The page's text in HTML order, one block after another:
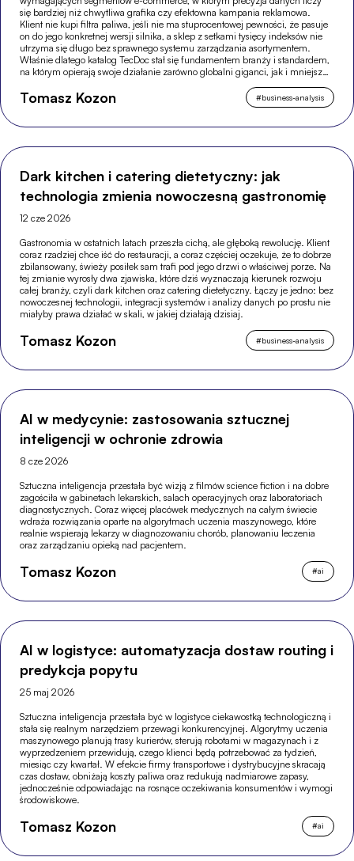
się bardziej niż chwytliwa grafika czy efektowna kampania reklamowa.
Klient nie kupi filtra paliwa, jeśli nie ma stuprocentowej pewności, że pasuje
on do jego konkretnej wersji silnika, a sklep z setkami tysięcy indeksów nie
utrzyma się długo bez sprawnego systemu zarządzania asortymentem.
Właśnie dlatego katalog TecDoc stał się fundamentem branży i standardem,
na którym opierają swoje działanie zarówno globalni giganci, jak i mniejsze,
Tomasz Kozon #business-analysis
Dark kitchen i catering dietetyczny: jak
technologia zmienia nowoczesną gastronomię
12 cze 2026
Gastronomia w ostatnich latach przeszła cichą, ale głęboką rewolucję. Klient
coraz rzadziej chce iść do restauracji, a coraz częściej oczekuje, że to dobrze
zbilansowany, świeży posiłek sam trafi pod jego drzwi o właściwej porze. Na
tej zmianie wyrosły dwa zjawiska, które dziś wyznaczają kierunek rozwoju
całej branży, czyli dark kitchen oraz catering dietetyczny. Łączy je jedno: bez
nowoczesnej technologii, integracji systemów i analizy danych po prostu nie
miałyby prawa działać w skali, w jakiej działają dzisiaj.
Tomasz Kozon #business-analysis
AI w medycynie: zastosowania sztucznej
inteligencji w ochronie zdrowia
8 cze 2026
Sztuczna inteligencja przestała być wizją z filmów science fiction i na dobre
zagościła w gabinetach lekarskich, salach operacyjnych oraz laboratoriach
diagnostycznych. Coraz więcej placówek medycznych na całym świecie
wdraża rozwiązania oparte na algorytmach uczenia maszynowego, które
realnie wspierają lekarzy w diagnozowaniu chorób, planowaniu leczenia
oraz zarządzaniu opieką nad pacjentem.
Tomasz Kozon #ai
AI w logistyce: automatyzacja dostaw routing i
predykcja popytu
25 maj 2026
Sztuczna inteligencja przestała być w logistyce ciekawostką technologiczną i
stała się realnym narzędziem przewagi konkurencyjnej. Algorytmy uczenia
maszynowego planują trasy kurierów, sterują robotami w magazynach i z
wyprzedzeniem przewidują, czego klienci będą potrzebować za tydzień,
miesiąc czy kwartał. W efekcie firmy transportowe i dystrybucyjne skracają
czas dostaw, obniżają koszty paliwa oraz redukują nadmiarowe zapasy,
jednocześnie odpowiadając na rosnące oczekiwania konsumentów i wymogi
środowiskowe.
Tomasz Kozon #ai